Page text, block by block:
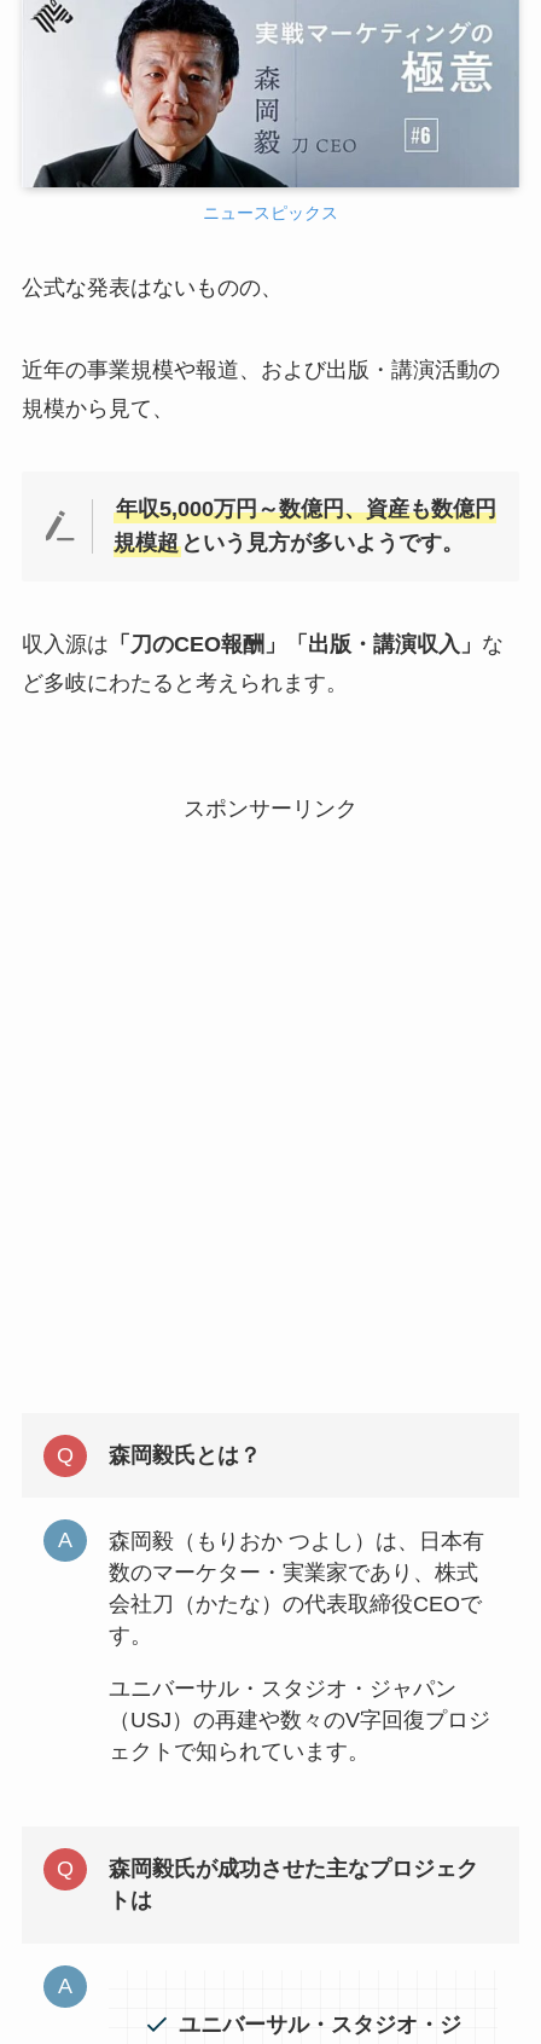
ニュースピックス
公式な発表はないものの、
近年の事業規模や報道、および出版・講演活動の
規模から見て、
年収5,000万円～数億円、資産も数億円
規模超 という見方が多いようです。
収入源は 「刀のCEO報酬」「出版・講演収入」 な
ど多岐にわたると考えられます。
スポンサーリンク
森岡毅氏とは？
森岡毅（もりおか つよし）は、日本有
数のマーケター・実業家であり、株式
会社刀（かたな）の代表取締役CEOで
す。
ユニバーサル・スタジオ・ジャパン
（USJ）の再建や数々のV字回復プロジ
ェクトで知られています。
森岡毅氏が成功させた主なプロジェク
トは
ユニバーサル・スタジオ・ジ